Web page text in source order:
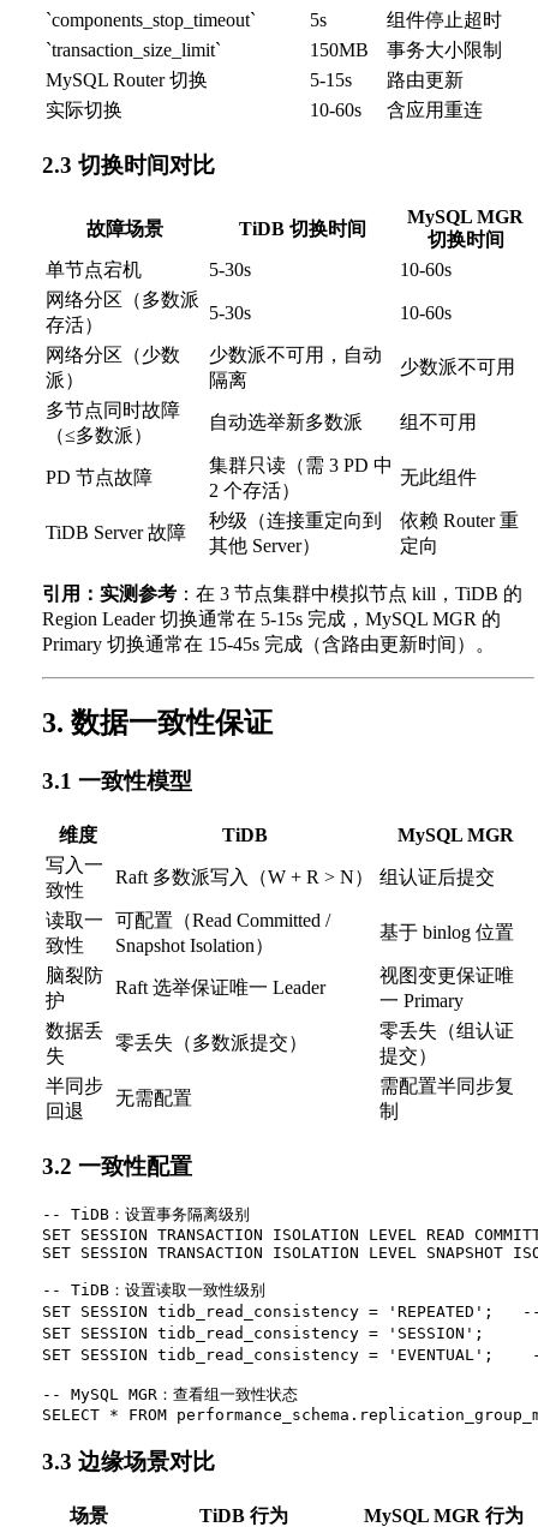
`components_stop_timeout` 5s
组件停止超时
`transaction_size_limit`
150MB
事务大小限制
MySQL Router 切换
5-15s
路由更新
实际切换
10-60s 含应用重连
2.3 切换时间对比
故障场景 TiDB 切换时间
MySQL MGR
切换时间
单节点宕机
5-30s
10-60s
网络分区（多数派
存活）
5-30s 10-60s
网络分区（少数
派）
少数派不可用，自动
隔离
少数派不可用
多节点同时故障
（≤多数派）
自动选举新多数派 组不可用
PD 节点故障
集群只读（需 3 PD 中
2 个存活）
无此组件
TiDB Server 故障
秒级（连接重定向到
其他 Server）
依赖 Router 重
定向
引用：实测参考 ：在 3 节点集群中模拟节点 kill，TiDB 的
Region Leader 切换通常在 5-15s 完成，MySQL MGR 的
Primary 切换通常在 15-45s 完成（含路由更新时间）。
3. 数据一致性保证
3.1 一致性模型
维度 TiDB
MySQL MGR
写入一
致性
Raft 多数派写入（W + R > N） 组认证后提交
读取一
致性
可配置（Read Committed /
Snapshot Isolation）
基于 binlog 位置
脑裂防
护
Raft 选举保证唯一 Leader
视图变更保证唯
一 Primary
数据丢
失
零丢失（多数派提交）
零丢失（组认证
提交）
半同步
回退
无需配置
需配置半同步复
制
3.2 一致性配置
-- TiDB：设置事务隔离级别
SET SESSION TRANSACTION ISOLATION LEVEL READ
SET SESSION TRANSACTION ISOLATION LEVEL SNAPSHOT
-- TiDB：设置读取一致性级别
SET SESSION tidb_read_consistency = 'REPEATED';
SET SESSION tidb_read_consistency = 'SESSION';
SET SESSION tidb_read_consistency = 'EVENTUAL';
-- MySQL MGR：查看组一致性状态
3.3 边缘场景对比
场景 TiDB 行为 MySQL MGR 行为